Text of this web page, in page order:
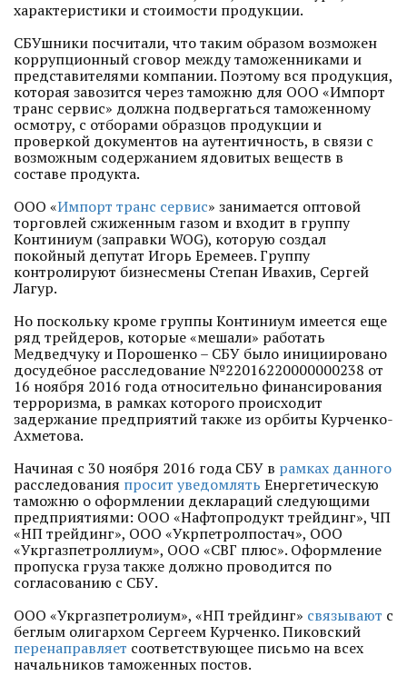
характеристики и стоимости продукции.
СБУшники посчитали, что таким образом возможен
коррупционный сговор между таможенниками и
представителями компании. Поэтому вся продукция,
которая завозится через таможню для ООО «Импорт
транс сервис» должна подвергаться таможенному
осмотру, с отборами образцов продукции и
проверкой документов на аутентичность, в связи с
возможным содержанием ядовитых веществ в
составе продукта.
ООО «Импорт транс сервис» занимается оптовой
торговлей сжиженным газом и входит в группу
Континиум (заправки WOG), которую создал
покойный депутат Игорь Еремеев. Группу
контролируют бизнесмены Степан Ивахив, Сергей
Лагур.
Но поскольку кроме группы Континиум имеется еще
ряд трейдеров, которые «мешали» работать
Медведчуку и Порошенко – СБУ было инициировано
досудебное расследование №22016220000000238 от
16 ноября 2016 года относительно финансирования
терроризма, в рамках которого происходит
задержание предприятий также из орбиты Курченко-
Ахметова.
Начиная с 30 ноября 2016 года СБУ в рамках данного
расследования просит уведомлять Енергетическую
таможню о оформлении деклараций следующими
предприятиями: ООО «Нафтопродукт трейдинг», ЧП
«НП трейдинг», ООО «Укрпетролпостач», ООО
«Укргазпетроллиум», ООО «СВГ плюс». Оформление
пропуска груза также должно проводится по
согласованию с СБУ.
ООО «Укргазпетролиум», «НП трейдинг» связывают с
беглым олигархом Сергеем Курченко. Пиковский
перенаправляет соответствующее письмо на всех
начальников таможенных постов.